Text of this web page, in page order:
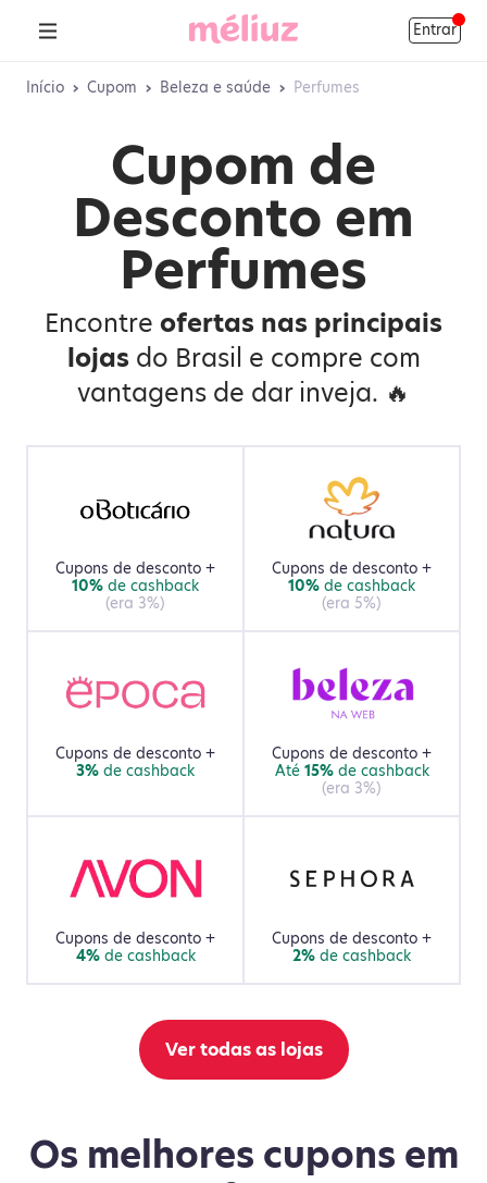
Entrar
Início › Cupom › Beleza e saúde › Perfumes
Cupom de
Desconto em
Perfumes
Encontre ofertas nas principais
lojas do Brasil e compre com
vantagens de dar inveja. 🔥
Cupons de desconto +
10% de cashback
(era 3%)
Cupons de desconto +
10% de cashback
(era 5%)
Cupons de desconto +
3% de cashback
Cupons de desconto +
Até 15%de cashback
(era 3%)
Cupons de desconto +
4%de cashback
Cupons de desconto +
2% de cashback
Ver todas as lojas
Os melhores cupons em